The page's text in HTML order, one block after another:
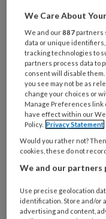
Interview
blik, betere
Hij begon als
We Care About
We and our887 partners
data or unique
tracking technologies to
partners process data to
consent will disable
you see may not be as
change your choices or
Manage Preferences link
have effect within our
Policy. Privacy Statement
Would you rather not?
cookies, these do not
We and our
Use precise geolocation
identification. Store and/or
advertising and content,